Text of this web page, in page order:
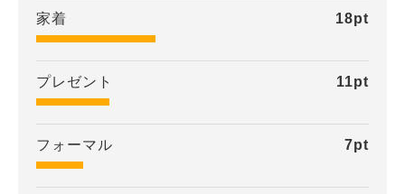
家着 18pt
プレゼント 11pt
フォーマル 7pt